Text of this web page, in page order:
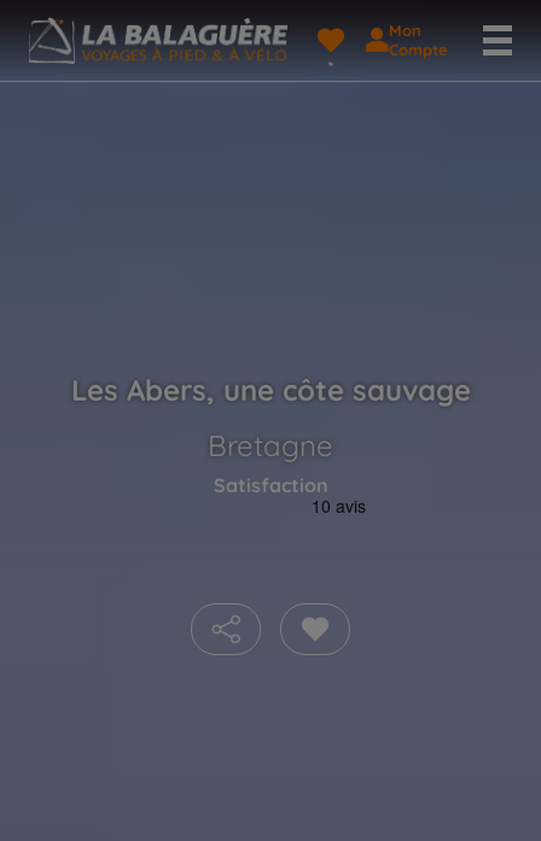
Mon
Compte
Les Abers, une côte sauvage
Bretagne
Satisfaction